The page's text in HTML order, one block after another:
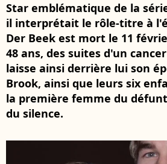
Star emblématique de la
il interprétait le rôle-titre à
Der Beek est mort le 11
48 ans, des suites d'un
laisse ainsi derrière lui son
Brook, ainsi que leurs six
la première femme du
du silence.